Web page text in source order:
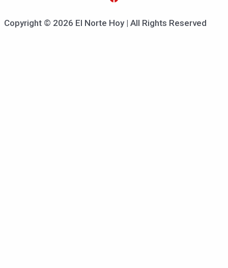
Copyright © 2026 El Norte Hoy | All Rights Reserved